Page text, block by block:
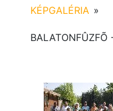
KÉPGALÉRIA »
BALATONFÛZFÕ